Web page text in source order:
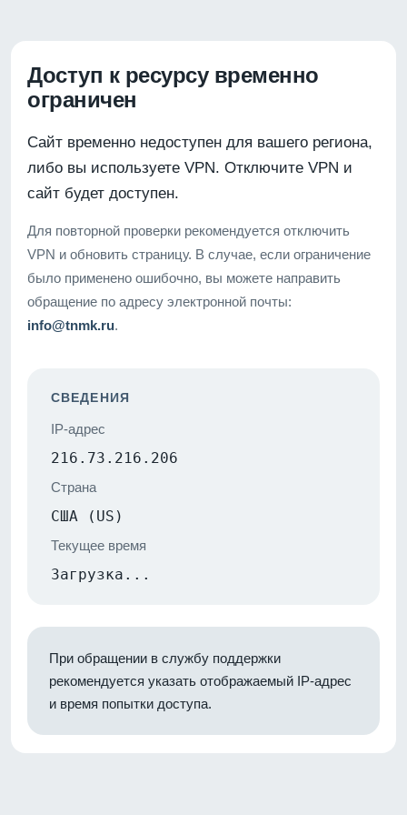
Доступ к ресурсу временно
ограничен
Сайт временно недоступен для вашего региона,
либо вы используете VPN. Отключите VPN и
сайт будет доступен.
Для повторной проверки рекомендуется отключить
VPN и обновить страницу. В случае, если ограничение
было применено ошибочно, вы можете направить
обращение по адресу электронной почты:
info@tnmk.ru.
СВЕДЕНИЯ
IP-адрес
216.73.216.206
Страна
США (US)
Текущее время
Загрузка...
При обращении в службу поддержки
рекомендуется указать отображаемый IP-адрес
и время попытки доступа.